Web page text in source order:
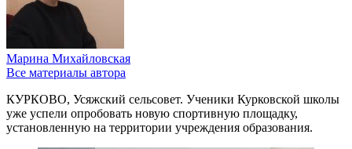
Марина Михайловская
Все материалы автора
КУРКОВО, Усяжский сельсовет. Ученики Курковской школы
уже успели опробовать новую спортивную площадку,
установленную на территории учреждения образования.